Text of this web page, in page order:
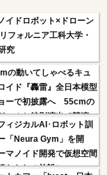
イドロボット×ドローン
フォルニア工科大学・
究
の動いてしゃべるキュ
イド『轟雷』全日本模型
ーで初披露へ 55cmの
ールと特別演出で競演
ィジカルAI･ロボット訓
「Neura Gym」を開
ノイド開発で仮想空間
わたしの施設に